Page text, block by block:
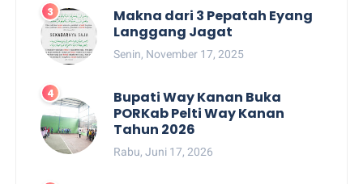
Makna dari 3 Pepatah Eyang
Langgang Jagat
Senin, November 17, 2025
Bupati Way Kanan Buka
PORKab Pelti Way Kanan
Tahun 2026
Rabu, Juni 17, 2026